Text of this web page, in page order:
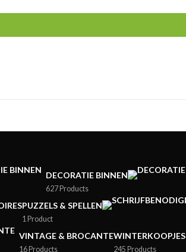
DECORATIE BINNEN
627 Products
PUZZELS & SPELLEN
1 Product
VINTAGE & BROCANTE
16 Products
WINTERKOOPJES
245 Products